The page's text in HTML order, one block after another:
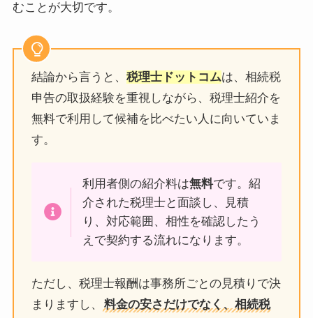
むことが大切です。
結論から言うと、税理士ドットコムは、相続税
申告の取扱経験を重視しながら、税理士紹介を
無料で利用して候補を比べたい人に向いていま
す。
利用者側の紹介料は無料です。紹
介された税理士と面談し、見積
り、対応範囲、相性を確認したう
えで契約する流れになります。
ただし、税理士報酬は事務所ごとの見積りで決
まりますし、
料金の安さだけでなく、相続税